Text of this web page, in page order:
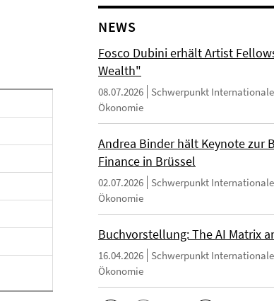
NEWS
Fosco Dubini erhält Artist
Wealth"
08.07.2026
Schwerpunkt
Ökonomie
Andrea Binder hält Keynote zur
Finance in Brüssel
02.07.2026
Schwerpunkt
Ökonomie
Buchvorstellung: The AI Matrix
16.04.2026
Schwerpunkt
Ökonomie